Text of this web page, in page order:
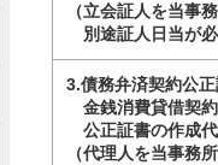
（立会証人を当事
別途証人日当が
3.債務弁済契約公
金銭消費貸借契
公正証書の作成
（代理人を当事務